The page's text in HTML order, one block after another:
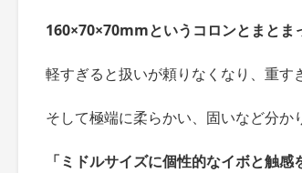
160×70×70mmというコロンとまとま
軽すぎると扱いが頼りなくなり、重す
そして極端に柔らかい、固いなど分か
「ミドルサイズに個性的なイボと触感